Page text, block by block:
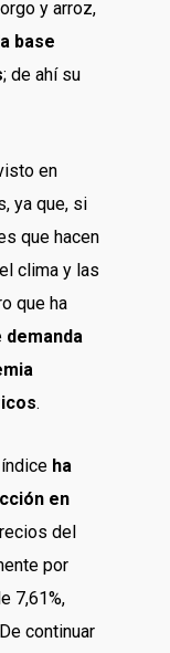
y arroz,
base
; de ahí su
en
ya que, si
que hacen
clima y las
que ha
demanda
.
ha
en
del
por
7,61%,
continuar